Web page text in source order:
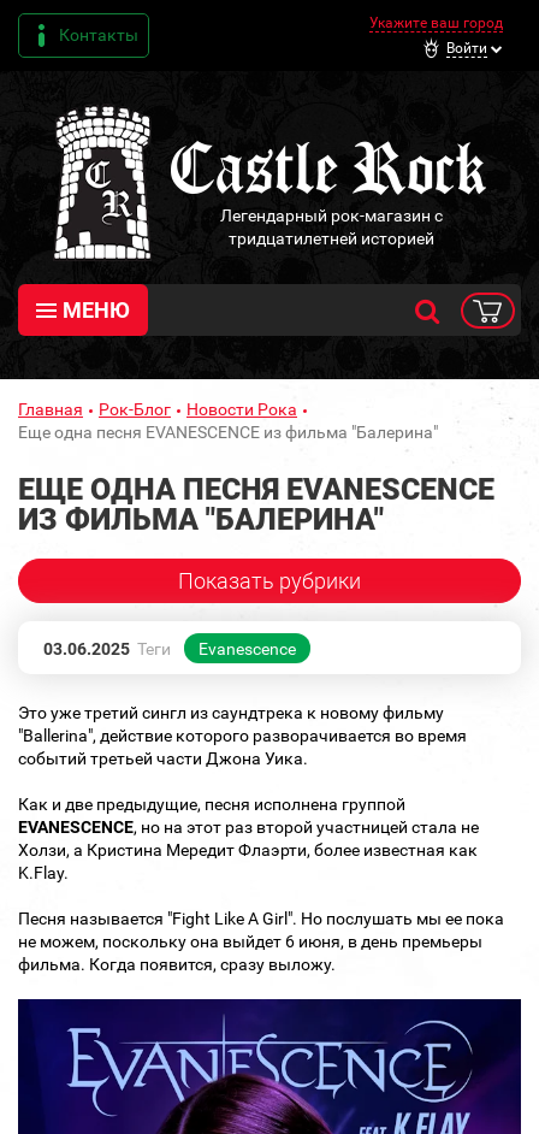
Контакты
Укажите ваш город
Войти
Легендарный рок-магазин с
тридцатилетней историей
МЕНЮ
Главная Рок-Блог
Новости Рока
Еще одна песня EVANESCENCE из фильма "Балерина"
ЕЩЕ ОДНА ПЕСНЯ EVANESCENCE
ИЗ ФИЛЬМА "БАЛЕРИНА"
Показать рубрики
03.06.2025 Теги Evanescence
Это уже третий сингл из саундтрека к новому фильму
"Ballerina", действие которого разворачивается во время
событий третьей части Джона Уика.
Как и две предыдущие, песня исполнена группой
EVANESCENCE, но на этот раз второй участницей стала не
Холзи, а Кристина Мередит Флаэрти, более известная как
K.Flay.
Песня называется "Fight Like A Girl". Но послушать мы ее пока
не можем, поскольку она выйдет 6 июня, в день премьеры
фильма. Когда появится, сразу выложу.